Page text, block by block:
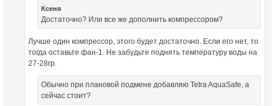
Ксеня
Достаточно? Или все же дополнить компрессором?
Лучше один компрессор, этого будет достаточно. Если его нет, то
тогда оставьте фан-1. Не забудьте поднять температуру воды на
27-28гр.
Обычно при плановой подмене добавляю Tetra AquaSafe, а
сейчас стоит?